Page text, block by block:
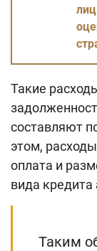
Такие
составляют
этом,
оплата и
вида кредита
Таким